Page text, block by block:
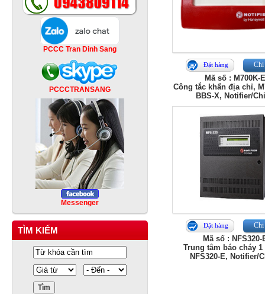
PCCC Tran Dinh Sang
PCCCTRANSANG
Messenger
TÌM KIẾM
Đặt hàng Chi
Mã số : M700K-E
Công tắc khẩn địa chỉ,
BBS-X, Notifier/
Đặt hàng Chi
Mã số : NFS320-
Trung tâm báo cháy
NFS320-E, Notifier/